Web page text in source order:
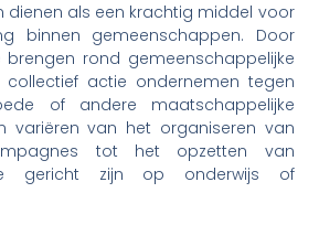
dienen als een krachtig middel voor
binnen gemeenschappen. Door
rond gemeenschappelijke
collectief actie ondernemen tegen
of andere maatschappelijke
variëren van het organiseren van
tot het opzetten van
gericht zijn op onderwijs of